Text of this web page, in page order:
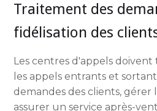
Traitement des
fidélisation des
Les centres d'appels
les appels entrants et
demandes des clients, gérer
assurer un service après-